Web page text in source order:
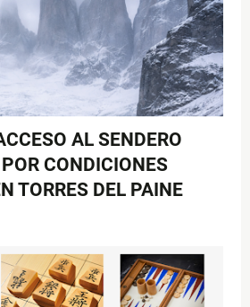
AL SENDERO
CONDICIONES
TORRES DEL PAINE